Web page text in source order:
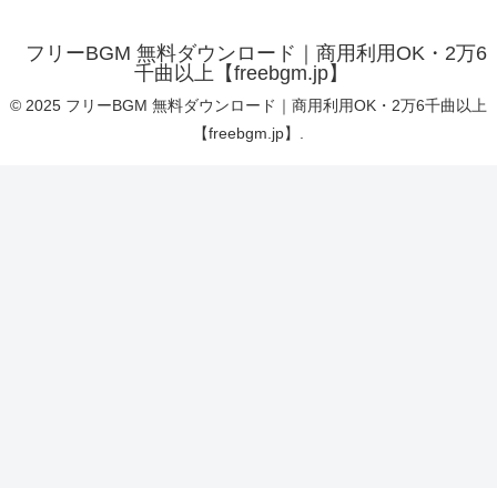
フリーBGM 無料ダウンロード｜商用利用OK・2万6
千曲以上【freebgm.jp】
© 2025 フリーBGM 無料ダウンロード｜商用利用OK・2万6千曲以上
【freebgm.jp】.